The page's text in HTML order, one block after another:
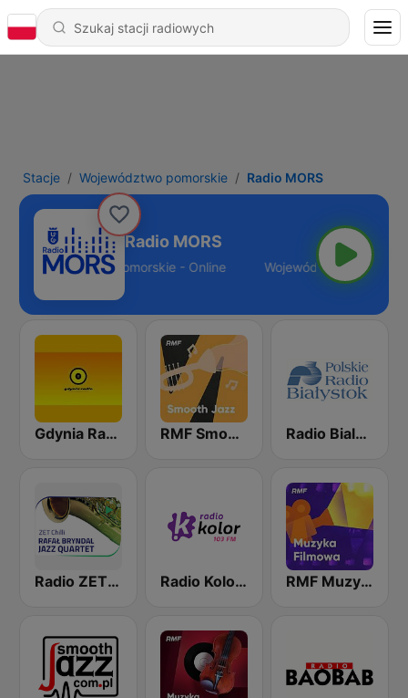
Stacje Województwo pomorskie Radio MORS
Radio MORS
Województwo pomorskie - Online
Gdynia Radio RMF Smooth Jazz Radio Bialystok
Radio ZET Chilli Jazz Radio Kolor 103 FM RMF Muzyka Filmowa